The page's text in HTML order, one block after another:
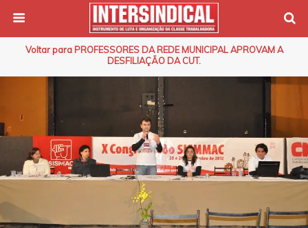
Voltar para PROFESSORES DA REDE MUNICIPAL APROVAM A
DESFILIAÇÃO DA CUT.